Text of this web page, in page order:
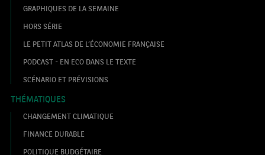
GRAPHIQUES DE LA SEMAINE
HORS SÉRIE
LE PETIT ATLAS DE L’ÉCONOMIE FRANÇAISE
PODCAST - EN ECO DANS LE TEXTE
SCÉNARIO ET PRÉVISIONS
THÉMATIQUES
CHANGEMENT CLIMATIQUE
FINANCE DURABLE
POLITIQUE BUDGÉTAIRE